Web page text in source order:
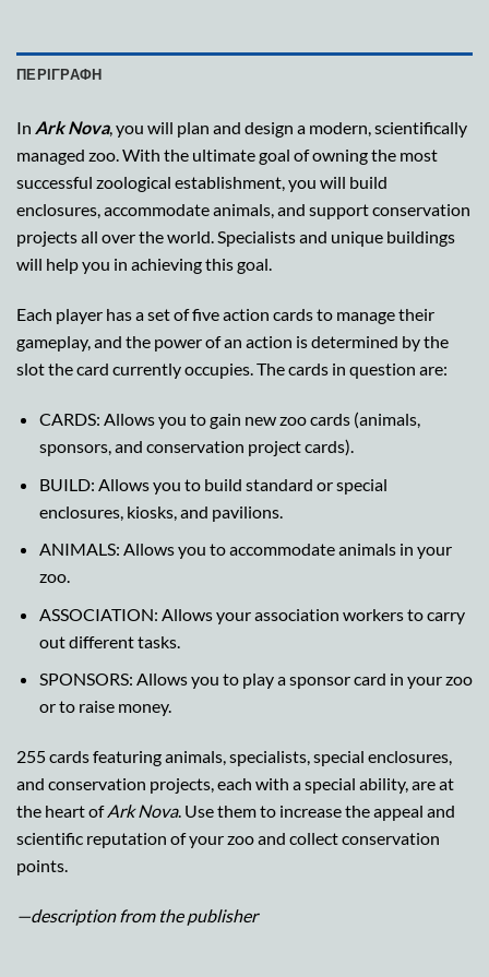
ΠΕΡΙΓΡΑΦΉ
In Ark Nova, you will plan and design a modern, scientifically
managed zoo. With the ultimate goal of owning the most
successful zoological establishment, you will build
enclosures, accommodate animals, and support conservation
projects all over the world. Specialists and unique buildings
will help you in achieving this goal.
Each player has a set of five action cards to manage their
gameplay, and the power of an action is determined by the
slot the card currently occupies. The cards in question are:
CARDS: Allows you to gain new zoo cards (animals,
sponsors, and conservation project cards).
BUILD: Allows you to build standard or special
enclosures, kiosks, and pavilions.
ANIMALS: Allows you to accommodate animals in your
zoo.
ASSOCIATION: Allows your association workers to carry
out different tasks.
SPONSORS: Allows you to play a sponsor card in your zoo
or to raise money.
255 cards featuring animals, specialists, special enclosures,
and conservation projects, each with a special ability, are at
the heart ofArk Nova. Use them to increase the appeal and
scientific reputation of your zoo and collect conservation
points.
—description from the publisher